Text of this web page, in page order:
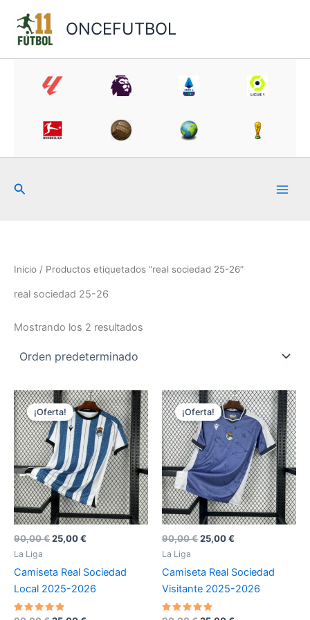
contenido
ONCEFUTBOL
Buscar
Inicio / Productos etiquetados “real sociedad 25-26”
real sociedad 25-26
Mostrando los 2 resultados
90,00€El
era:
90,00 €.
25,00€
es:
25,00 €.
¡Oferta!
La Liga
Camiseta Real Sociedad
Local 2025-2026
90,00€El
era:
90,00 €.
25,00€
es:
25,00 €.
¡Oferta!
La Liga
Camiseta Real Sociedad
Visitante 2025-2026